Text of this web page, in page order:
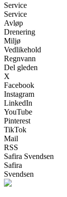
Service
Service
Avløp
Drenering
Miljø
Vedlikehold
Regnvann
Del gleden
X
Facebook
Instagram
LinkedIn
YouTube
Pinterest
TikTok
Mail
RSS
Safira Svendsen
Safira
Svendsen